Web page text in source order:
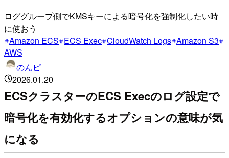
ロググループ側でKMSキーによる暗号化を強制化したい時
に使おう
Amazon ECS ECS Exec CloudWatch Logs Amazon S3
AWS
のんピ
2026.01.20
ECSクラスターのECS Execのログ設定で
暗号化を有効化するオプションの意味が気
になる